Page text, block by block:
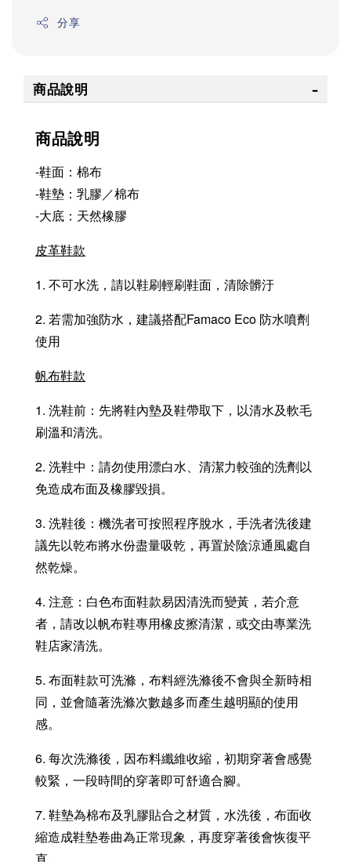
分享
商品說明
商品說明
-鞋面：棉布
-鞋墊：乳膠／棉布
-大底：天然橡膠
皮革鞋款
1. 不可水洗，請以鞋刷輕刷鞋面，清除髒汙
2. 若需加強防水，建議搭配Famaco Eco 防水噴劑
使用
帆布鞋款
1. 洗鞋前：先將鞋內墊及鞋帶取下，以清水及軟毛
刷溫和清洗。
2. 洗鞋中：請勿使用漂白水、清潔力較強的洗劑以
免造成布面及橡膠毀損。
3. 洗鞋後：機洗者可按照程序脫水，手洗者洗後建
議先以乾布將水份盡量吸乾，再置於陰涼通風處自
然乾燥。
4. 注意：白色布面鞋款易因清洗而變黃，若介意
者，請改以帆布鞋專用橡皮擦清潔，或交由專業洗
鞋店家清洗。
5. 布面鞋款可洗滌，布料經洗滌後不會與全新時相
同，並會隨著洗滌次數越多而產生越明顯的使用
感。
6. 每次洗滌後，因布料纖維收縮，初期穿著會感覺
較緊，一段時間的穿著即可舒適合腳。
7. 鞋墊為棉布及乳膠貼合之材質，水洗後，布面收
縮造成鞋墊卷曲為正常現象，再度穿著後會恢復平